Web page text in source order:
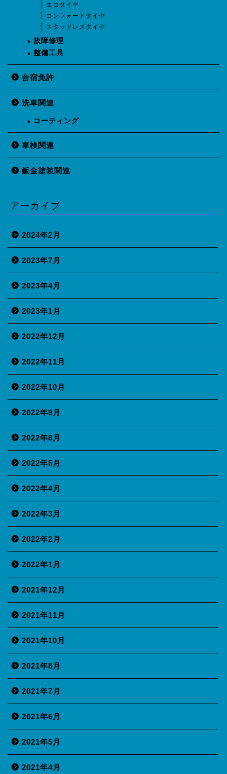
エコタイヤ
コンフォートタイヤ
スタッドレスタイヤ
故障修理
整備工具
合宿免許
洗車関連
コーティング
車検関連
鈑金塗装関連
アーカイブ
2024年2月
2023年7月
2023年4月
2023年1月
2022年12月
2022年11月
2022年10月
2022年9月
2022年8月
2022年5月
2022年4月
2022年3月
2022年2月
2022年1月
2021年12月
2021年11月
2021年10月
2021年8月
2021年7月
2021年6月
2021年5月
2021年4月